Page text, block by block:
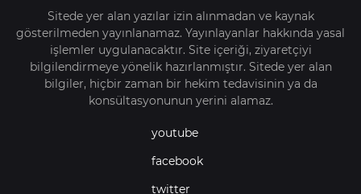
Sitede yer alan yazılar izin alınmadan ve kaynak
gösterilmeden yayınlanamaz. Yayınlayanlar hakkında yasal
işlemler uygulanacaktır. Site içeriği, ziyaretçiyi
bilgilendirmeye yönelik hazırlanmıştır. Sitede yer alan
bilgiler, hiçbir zaman bir hekim tedavisinin ya da
konsültasyonunun yerini alamaz.
youtube
facebook
twitter